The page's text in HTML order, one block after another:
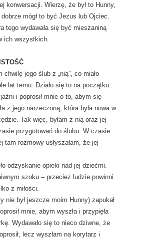
konwersacji. Wierzę, że był to Hunny,
dobrze mógł to być Jezus lub Ojciec.
tego wydawała się być mieszaniną
ich wszystkich.
chwilę jego ślub z „nią”, co miało
lat temu. Działo się to na początku
i poprosił mnie o to, abym się
z jego narzeczoną, która była nowa w
Tak więc, byłam z nią oraz jej
przygotowań do ślubu. W czasie
tam rozmowy usłyszałam, że jej
odzyskanie opieki nad jej dziećmi.
szoku – przecież ludzie powinni
z miłości.
nie był jeszcze moim Hunny) zapukał
mnie, abym wyszła i przypięła
Wydawało się to nieco dziwne, że
lecz wyszłam na korytarz i